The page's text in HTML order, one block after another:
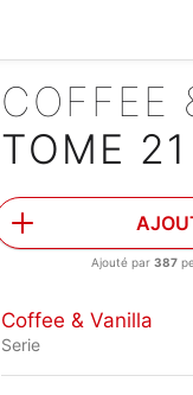
COFFEE
TOME 21
Ajouté par387
Coffee & Vanilla
Serie